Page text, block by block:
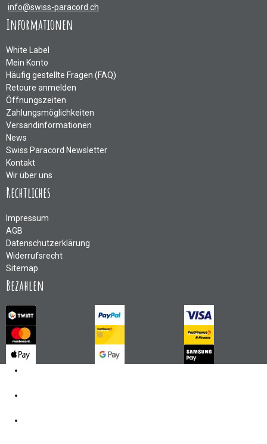
info@swiss-paracord.ch
Informationen
White Label
Mein Konto
Häufig gestellte Fragen (FAQ)
Retoure anmelden
Öffnungszeiten
Zahlungsmöglichkeiten
Versandinformationen
News
Swiss Paracord Newsletter
Kontakt
Wir über uns
Rechtliches
Impressum
AGB
Datenschutzerklärung
Widerrufsrecht
Sitemap
Bezahlen